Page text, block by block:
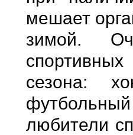
мешает
зимой.
сезона:
любители